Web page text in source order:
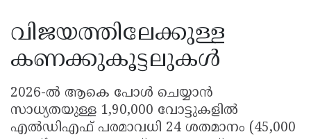
വിജയത്തിലേക്കുള്ള
കണക്കുകൂട്ടലുകൾ
2026-ൽ ആകെ പോൾ ചെയ്യാൻ
സാധ്യതയുള്ള 1,90,000 വോട്ടുകളിൽ
എൽഡിഎഫ് പരമാവധി 24 ശതമാനം (45,000